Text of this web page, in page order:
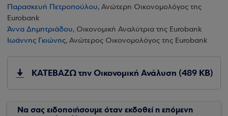
Παρασκευή Πετροπούλου, Ανώτερη Οικονομολόγος της
Eurobank
Άννα Δημητριάδου, Οικονομική Αναλύτρια της Eurobank
Ιωάννης Γκιώνης, Ανώτερος Οικονομολόγος της Eurobank
ΚΑΤΕΒΑΖΩ την Οικονομική Ανάλυση (489 KB)
Να σας ειδοποιήσουμε όταν εκδοθεί η επόμενη